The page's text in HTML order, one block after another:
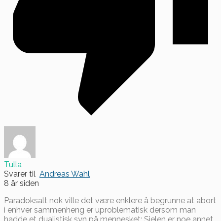
Tulla
Svarer til Andreas Wahl
8 år siden
Paradoksalt nok ville det være enklere å begrunne at abort
i enhver sammenheng er uproblematisk dersom man